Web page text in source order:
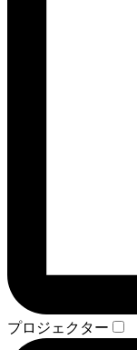
プロジェクター